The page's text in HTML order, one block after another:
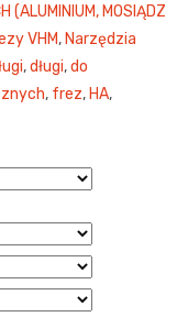
(ALUMINIUM, MOSIĄDZ
VHM, Narzędzia
,długi,do
, frez, HA,